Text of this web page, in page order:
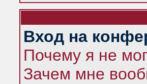
Вход на
Почему я не
Зачем мне